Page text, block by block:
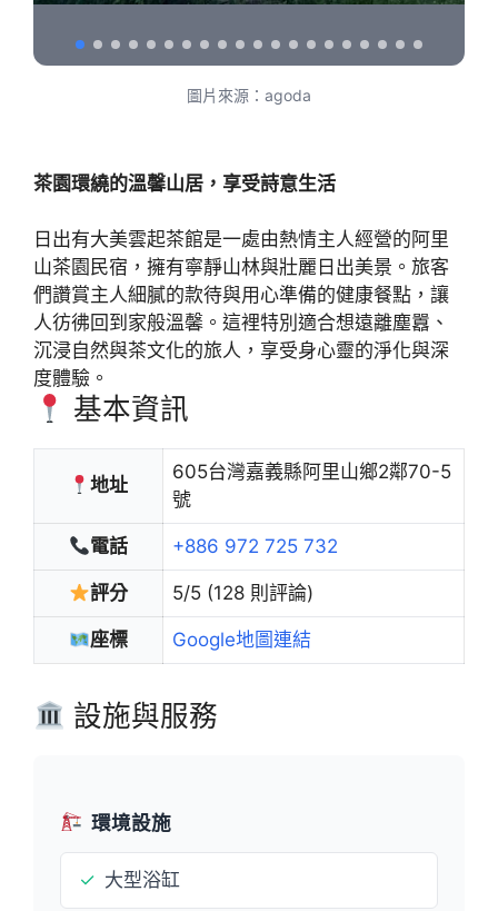
圖片來源：agoda
茶園環繞的溫馨山居，享受詩意生活
日出有大美雲起茶館是一處由熱情主人經營的阿里
山茶園民宿，擁有寧靜山林與壯麗日出美景。旅客
們讚賞主人細膩的款待與用心準備的健康餐點，讓
人彷彿回到家般溫馨。這裡特別適合想遠離塵囂、
沉浸自然與茶文化的旅人，享受身心靈的淨化與深
度體驗。
基本資訊
地址
605台灣嘉義縣阿里山鄉2鄰70-5
號
電話 +886 972 725 732
評分 5/5 (128 則評論)
座標 Google地圖連結
設施與服務
環境設施
✓ 大型浴缸